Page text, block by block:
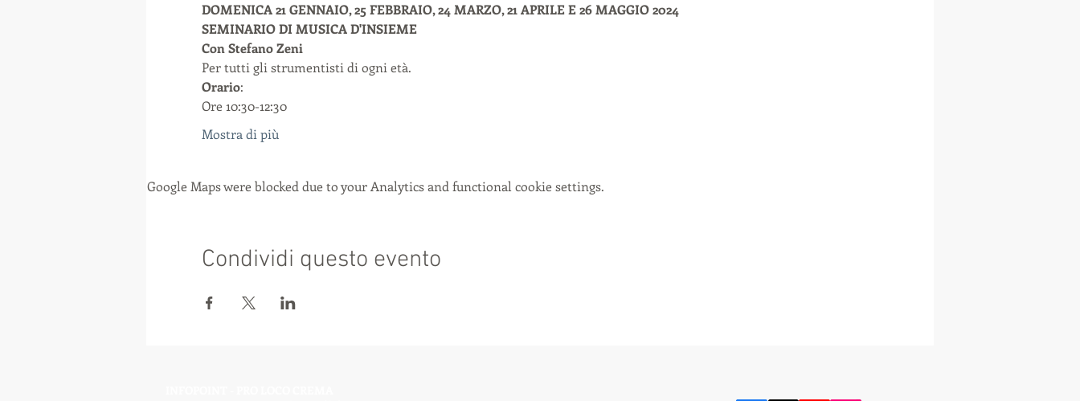
DOMENICA 21 GENNAIO, 25 FEBBRAIO, 24 MARZO, 21 APRILE E 26 MAGGIO 2024
SEMINARIO DI MUSICA D'INSIEME
Con Stefano Zeni
Per tutti gli strumentisti di ogni età.
Orario:
Ore 10:30-12:30
Mostra di più
Google Maps were blocked due to your Analytics and functional cookie settings.
Condividi questo evento